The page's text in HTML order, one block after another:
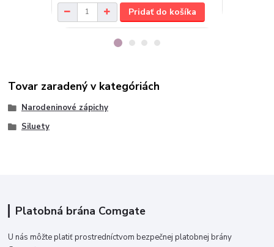
Pridať do košíka
Tovar zaradený v kategóriách
Narodeninové zápichy
Siluety
Platobná brána Comgate
U nás môžte platiť prostredníctvom bezpečnej platobnej brány